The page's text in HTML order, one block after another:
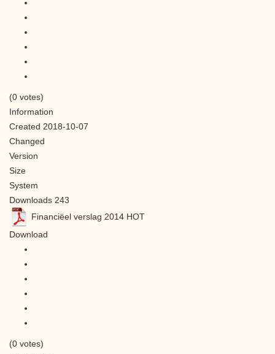
(0 votes)
Information
Created 2018-10-07
Changed
Version
Size
System
Downloads 243
Financiëel verslag 2014 HOT
Download
(0 votes)